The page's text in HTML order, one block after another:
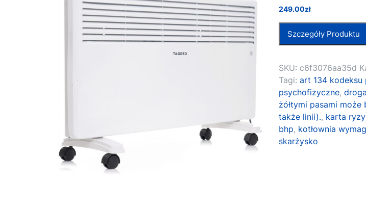
249.00zł
Szczegóły Produktu
SKU: c6f3076aa35d
Tagi:art 134 kodeksu
psychofizyczne,
żółtymi pasami
także linii)., karta
bhp, kotłownia
skarżysko